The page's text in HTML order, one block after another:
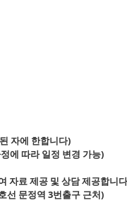
자에 한합니다)
에 따라 일정 변경 가능)
자료 제공 및 상담 제공합니
선 문정역 3번출구 근처)